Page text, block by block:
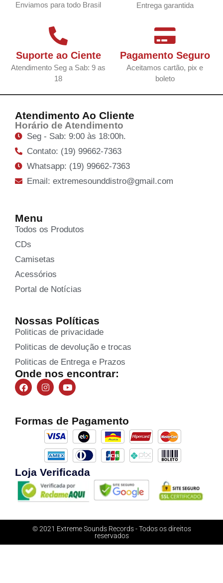
Enviamos para todo Brasil Entrega garantida
Suporte ao Ciente
Atendimento Seg a Sab: 9 as
18
Pagamento Seguro
Aceitamos cartão, pix e
boleto
Atendimento Ao Cliente
Horário de Atendimento
Seg - Sab: 9:00 às 18:00h.
Contato: (19) 99662-7363
Whatsapp: (19) 99662-7363
Email: extremesounddistro@gmail.com
Menu
Todos os Produtos
CDs
Camisetas
Acessórios
Portal de Notícias
Nossas Políticas
Politicas de privacidade
Politicas de devolução e trocas
Politicas de Entrega e Prazos
Onde nos encontrar:
Formas de Pagamento
Loja Verificada
© 2021 Extreme Sounds Records - Todos os direitos
reservados